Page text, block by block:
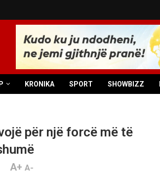
KRONIKA SPORT SHOWBIZZ
për një forcë më të
A+ A-